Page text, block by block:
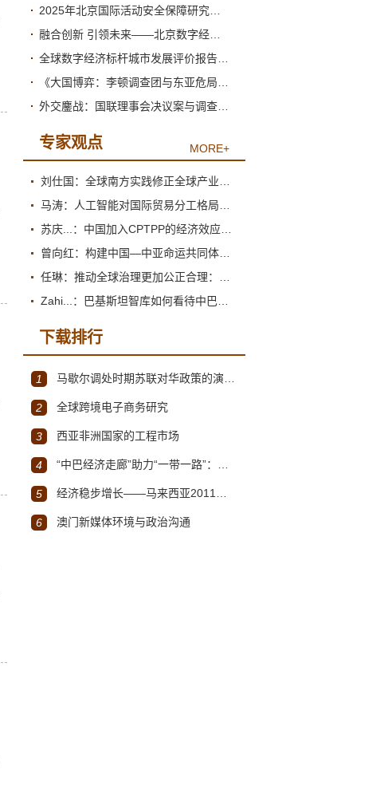
专家观点 MORE+
下载排行
1 马歇尔调处时期苏联对华政策的演变（1945年12月～1947年1月）
2 全球跨境电子商务研究
3 西亚非洲国家的工程市场
4 “中巴经济走廊”助力“一带一路”：机遇与挑战
5 经济稳步增长——马来西亚2011～2012年经济发展回顾与展望
6 澳门新媒体环境与政治沟通